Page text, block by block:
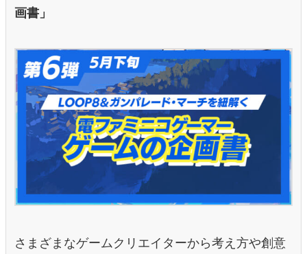
画書」
さまざまなゲームクリエイターから考え方や創意